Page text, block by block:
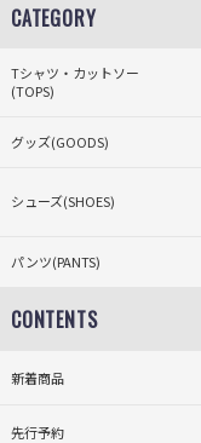
CATEGORY
Tシャツ・カットソー
(TOPS)
グッズ(GOODS)
シューズ(SHOES)
パンツ(PANTS)
CONTENTS
新着商品
先行予約